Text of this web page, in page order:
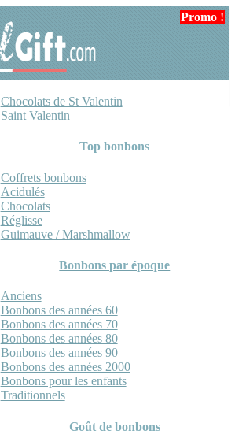
Chocolats de St Valentin
Saint Valentin
Top bonbons
Coffrets bonbons
Acidulés
Chocolats
Réglisse
Guimauve / Marshmallow
Bonbons par époque
Anciens
Bonbons des années 60
Bonbons des années 70
Bonbons des années 80
Bonbons des années 90
Bonbons des années 2000
Bonbons pour les enfants
Traditionnels
Goût de bonbons
Promo !
Promo !